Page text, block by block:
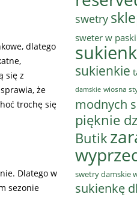
dlatego
się z
że
trochę się
Dlatego w
sezonie
swetry
sweter w paski
sukienkie
damskie wiosna
modnych
pięknie
Butik
swetry damskie
sukienkę